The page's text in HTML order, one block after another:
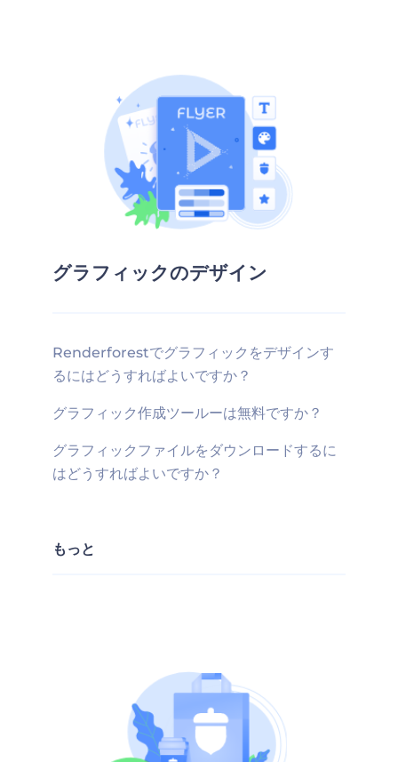
グラフィックのデザイン
Renderforestでグラフィックをデザインす
るにはどうすればよいですか？
グラフィック作成ツールーは無料ですか？
グラフィックファイルをダウンロードするに
はどうすればよいですか？
もっと